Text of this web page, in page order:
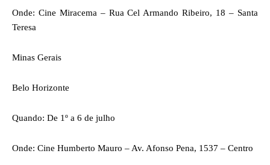
Onde: Cine Miracema – Rua Cel Armando Ribeiro, 18 – Santa
Teresa
Minas Gerais
Belo Horizonte
Quando: De 1º a 6 de julho
Onde: Cine Humberto Mauro – Av. Afonso Pena, 1537 – Centro